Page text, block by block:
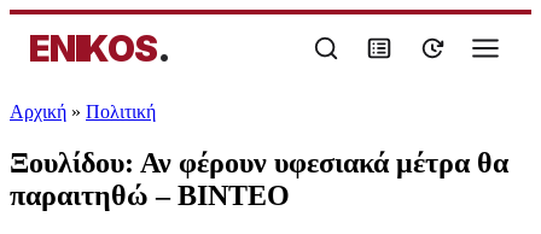
ENIKOS.
Αρχική » Πολιτική
Ξουλίδου: Αν φέρουν υφεσιακά μέτρα θα
παραιτηθώ – ΒΙΝΤΕΟ